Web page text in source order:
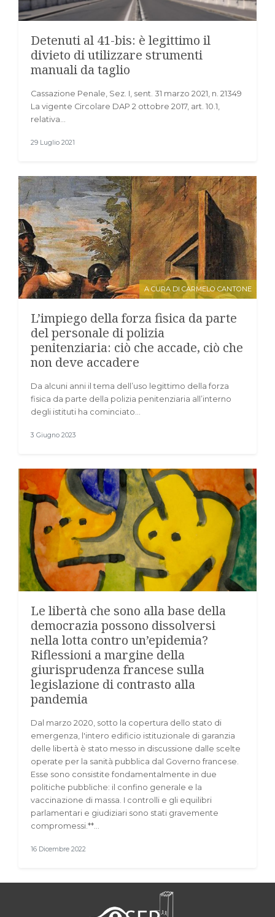
Detenuti al 41-bis: è legittimo il
divieto di utilizzare strumenti
manuali da taglio
Cassazione Penale, Sez. I, sent. 31 marzo 2021, n. 21349
La vigente Circolare DAP 2 ottobre 2017, art. 10.1,
relativa…
29 Luglio 2021
A CURA DI CARMELO CANTONE
L’impiego della forza fisica da parte
del personale di polizia
penitenziaria: ciò che accade, ciò che
non deve accadere
Da alcuni anni il tema dell’uso legittimo della forza
fisica da parte della polizia penitenziaria all’interno
degli istituti ha cominciato…
3 Giugno 2023
Le libertà che sono alla base della
democrazia possono dissolversi
nella lotta contro un’epidemia?
Riflessioni a margine della
giurisprudenza francese sulla
legislazione di contrasto alla
pandemia
Dal marzo 2020, sotto la copertura dello stato di
emergenza, l'intero edificio istituzionale di garanzia
delle libertà è stato messo in discussione dalle scelte
operate per la sanità pubblica dal Governo francese.
Esse sono consistite fondamentalmente in due
politiche pubbliche: il confino generale e la
vaccinazione di massa. I controlli e gli equilibri
parlamentari e giudiziari sono stati gravemente
compromessi.**…
16 Dicembre 2022